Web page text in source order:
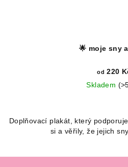
🌟 moje sny
od 220
Skladem
Doplňovací plakát, který
si a věřily, že jejich